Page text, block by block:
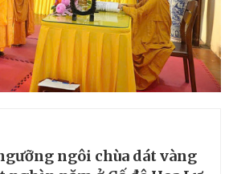
ngôi chùa dát vàng